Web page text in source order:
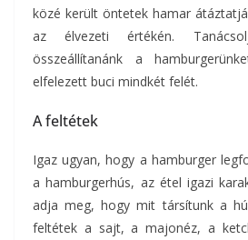
közé került öntetek hamar
az élvezeti értékén.
összeállítanánk a
elfelezett buci mindkét felét.
A feltétek
Igaz ugyan, hogy a hamburger
a hamburgerhús, az étel igazi
adja meg, hogy mit társítunk a
feltétek a sajt, a majonéz, a